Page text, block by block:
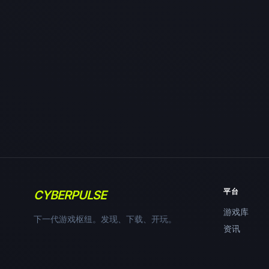
CYBERPULSE
下一代游戏枢纽。发现、下载、开玩。
平台
游戏库
资讯